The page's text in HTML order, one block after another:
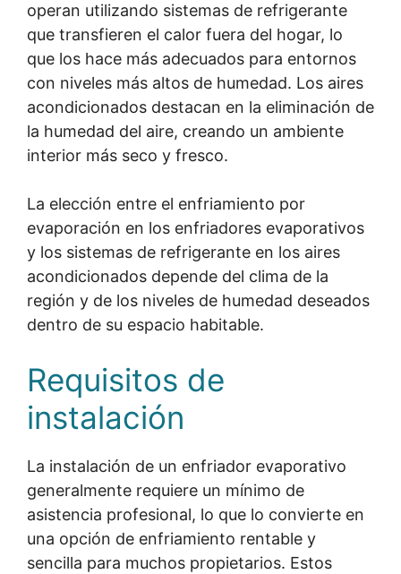
operan utilizando sistemas de refrigerante
que transfieren el calor fuera del hogar, lo
que los hace más adecuados para entornos
con niveles más altos de humedad. Los aires
acondicionados destacan en la eliminación de
la humedad del aire, creando un ambiente
interior más seco y fresco.
La elección entre el enfriamiento por
evaporación en los enfriadores evaporativos
y los sistemas de refrigerante en los aires
acondicionados depende del clima de la
región y de los niveles de humedad deseados
dentro de su espacio habitable.
Requisitos de
instalación
La instalación de un enfriador evaporativo
generalmente requiere un mínimo de
asistencia profesional, lo que lo convierte en
una opción de enfriamiento rentable y
sencilla para muchos propietarios. Estos